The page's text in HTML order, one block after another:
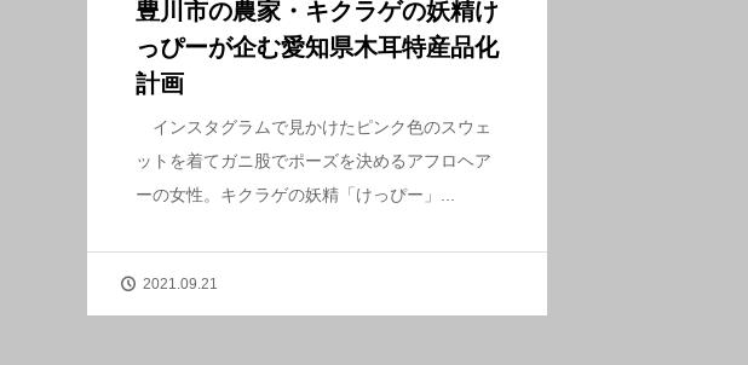
豊川市の農家・キクラゲの妖精け
っぴーが企む愛知県木耳特産品化
計画
インスタグラムで見かけたピンク色のスウェ
ットを着てガニ股でポーズを決めるアフロヘア
ーの女性。キクラゲの妖精「けっぴー」...
2021.09.21